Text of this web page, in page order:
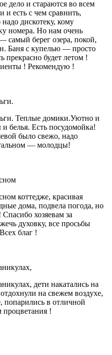
дело и стараются во всем
и есть с чем сравнить,
дискотеку, кому
номера. Но нам очень
самый берег озера, покой,
Баня с купелью — просто
прекрасно будет летом !
! Рекомендую !
Теплые домики.Уютно и
белья. Есть посудомойка!
было свежо, надо
— молодцы!
коттедже, красивая
дома, подвела погода, но
хозяевам за
духовку, все просьбы
благ !
дети накатались на
на свежем воздухе,
попарились в отличной
процветания !